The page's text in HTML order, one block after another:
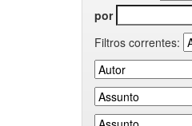
por
Filtros correntes: